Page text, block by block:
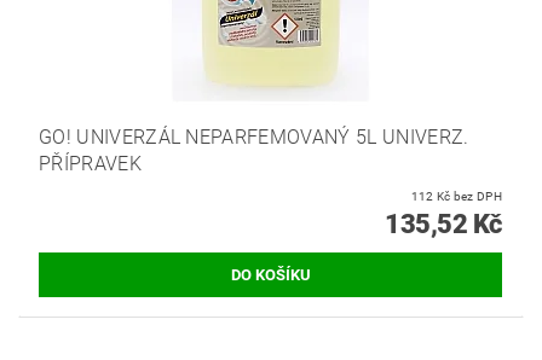
GO! UNIVERZÁL NEPARFEMOVANÝ 5L UNIVERZ.
PŘÍPRAVEK
112 Kč bez DPH
135,52 Kč